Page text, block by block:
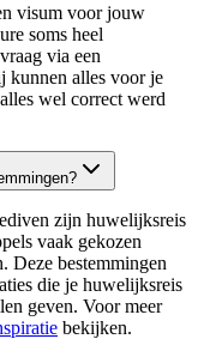
visum voor jouw
soms heel
via een
kunnen alles voor je
wel correct werd
zijn huwelijksreis
vaak gekozen
Deze bestemmingen
die je huwelijksreis
geven. Voor meer
bekijken.